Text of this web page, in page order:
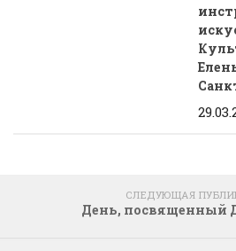
СЛЕДУЮЩАЯ
День, посвященный